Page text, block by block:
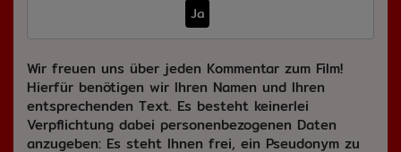
Ja
Wir freuen uns über jeden Kommentar zum Film!
Hierfür benötigen wir Ihren Namen und Ihren
entsprechenden Text. Es besteht keinerlei
Verpflichtung dabei personenbezogenen Daten
anzugeben: Es steht Ihnen frei, ein Pseudonym zu